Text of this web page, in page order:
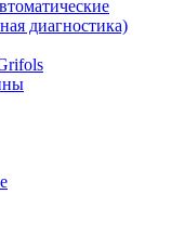
диагностика)